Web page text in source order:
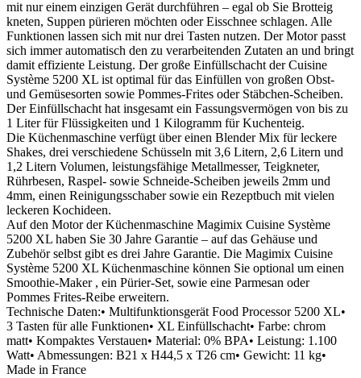
mit nur einem einzigen Gerät durchführen – egal ob Sie Brotteig
kneten, Suppen pürieren möchten oder Eisschnee schlagen. Alle
Funktionen lassen sich mit nur drei Tasten nutzen. Der Motor passt
sich immer automatisch den zu verarbeitenden Zutaten an und bringt
damit effiziente Leistung. Der große Einfüllschacht der Cuisine
Système 5200 XL ist optimal für das Einfüllen von großen Obst-
und Gemüsesorten sowie Pommes-Frites oder Stäbchen-Scheiben.
Der Einfüllschacht hat insgesamt ein Fassungsvermögen von bis zu
1 Liter für Flüssigkeiten und 1 Kilogramm für Kuchenteig.
Die Küchenmaschine verfügt über einen Blender Mix für leckere
Shakes, drei verschiedene Schüsseln mit 3,6 Litern, 2,6 Litern und
1,2 Litern Volumen, leistungsfähige Metallmesser, Teigkneter,
Rührbesen, Raspel- sowie Schneide-Scheiben jeweils 2mm und
4mm, einen Reinigungsschaber sowie ein Rezeptbuch mit vielen
leckeren Kochideen.
Auf den Motor der Küchenmaschine Magimix Cuisine Système
5200 XL haben Sie 30 Jahre Garantie – auf das Gehäuse und
Zubehör selbst gibt es drei Jahre Garantie. Die Magimix Cuisine
Système 5200 XL Küchenmaschine können Sie optional um einen
Smoothie-Maker , ein Pürier-Set, sowie eine Parmesan oder
Pommes Frites-Reibe erweitern.
Technische Daten:• Multifunktionsgerät Food Processor 5200 XL•
3 Tasten für alle Funktionen• XL Einfüllschacht• Farbe: chrom
matt• Kompaktes Verstauen• Material: 0% BPA• Leistung: 1.100
Watt• Abmessungen: B21 x H44,5 x T26 cm• Gewicht: 11 kg•
Made in France